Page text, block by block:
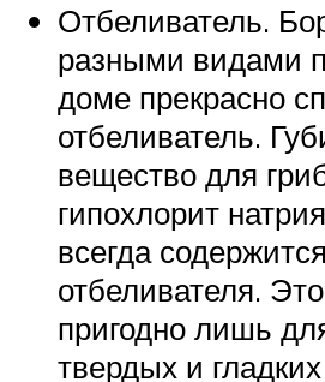
Отбеливатель.
разными видами
доме прекрасно
отбеливатель.
вещество для
гипохлорит
всегда
отбеливателя.
пригодно лишь
твердых и